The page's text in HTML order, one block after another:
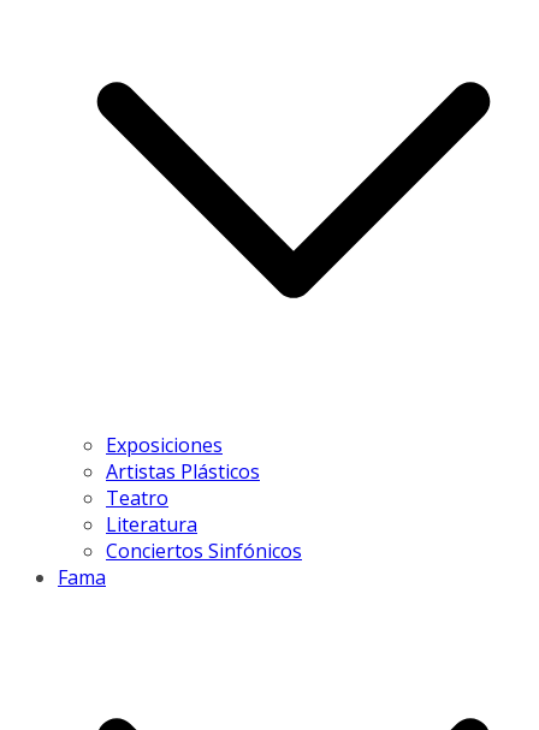
Exposiciones
Artistas Plásticos
Teatro
Literatura
Conciertos Sinfónicos
Fama